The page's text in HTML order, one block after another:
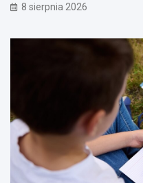
8 sierpnia 2026